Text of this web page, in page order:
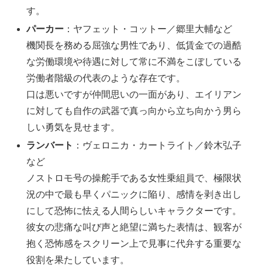
す。
パーカー ：ヤフェット・コットー／郷里大輔など
機関長を務める屈強な男性であり、低賃金での過酷
な労働環境や待遇に対して常に不満をこぼしている
労働者階級の代表のような存在です。
口は悪いですが仲間思いの一面があり、エイリアン
に対しても自作の武器で真っ向から立ち向かう男ら
しい勇気を見せます。
ランバート ：ヴェロニカ・カートライト／鈴木弘子
など
ノストロモ号の操舵手である女性乗組員で、極限状
況の中で最も早くパニックに陥り、感情を剥き出し
にして恐怖に怯える人間らしいキャラクターです。
彼女の悲痛な叫び声と絶望に満ちた表情は、観客が
抱く恐怖感をスクリーン上で見事に代弁する重要な
役割を果たしています。